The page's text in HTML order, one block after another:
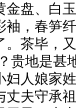
金盘、白
袖，春笋
。茶毕，
贵地是甚
妇人娘家
丈夫守承